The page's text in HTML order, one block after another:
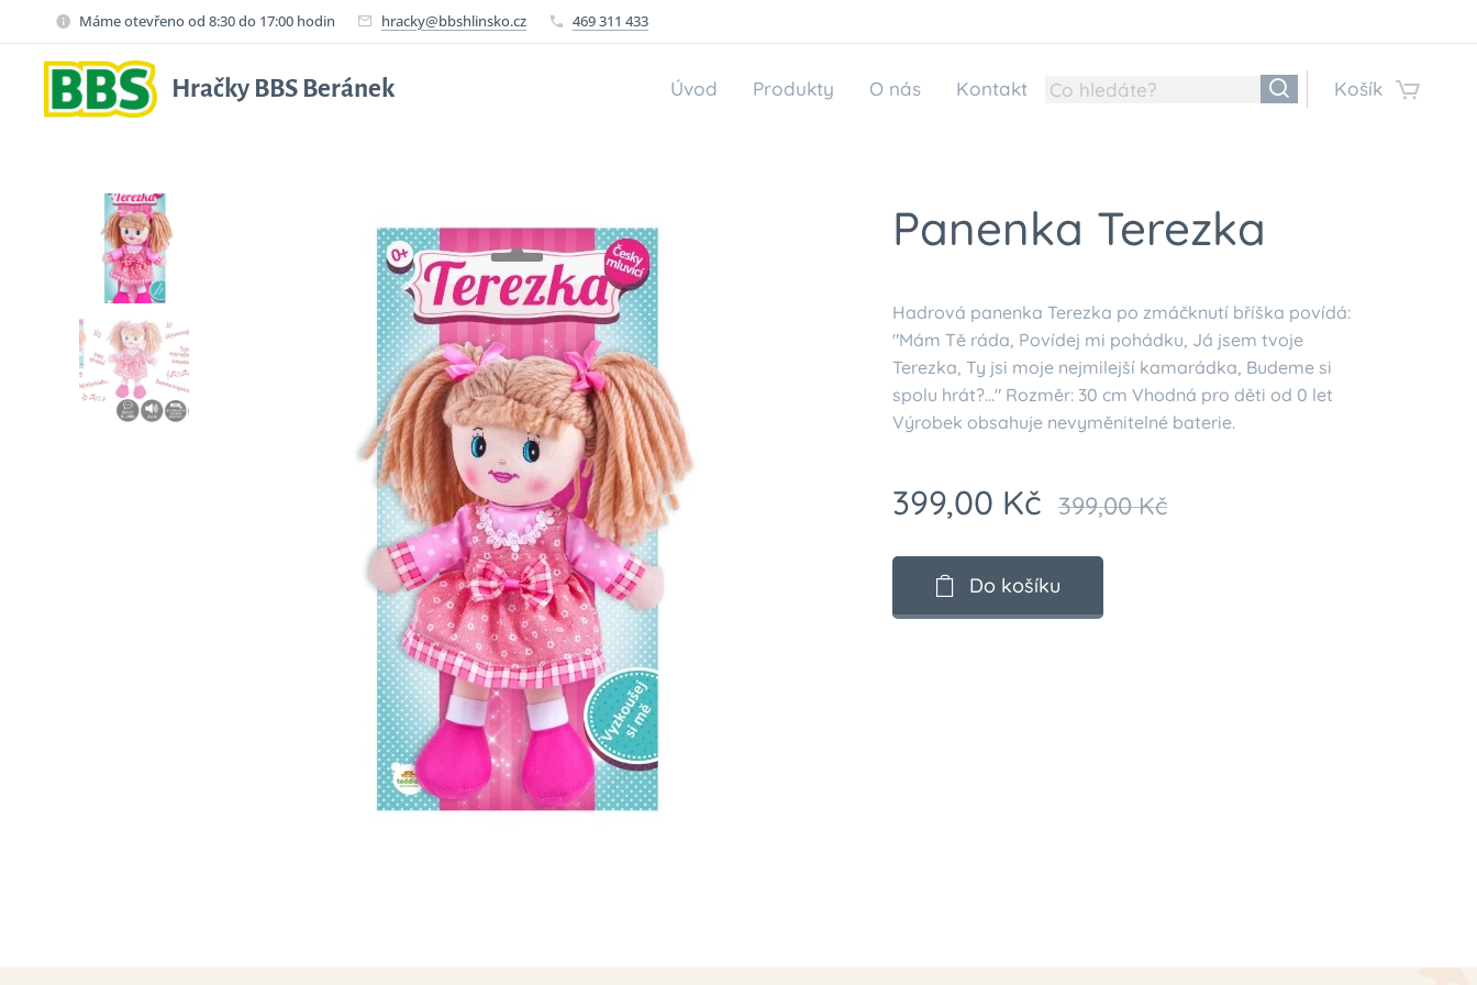
Máme otevřeno od 8:30 do 17:00 hodin hracky@bbshlinsko.cz 469 311 433
Hračky BBS Beránek Úvod Produkty O nás Kontakt Košík
Panenka Terezka
Hadrová panenka Terezka po zmáčknutí bříška povídá:
"Mám Tě ráda, Povídej mi pohádku, Já jsem tvoje
Terezka, Ty jsi moje nejmilejší kamarádka, Budeme si
spolu hrát?..." Rozměr: 30 cm Vhodná pro děti od 0 let
Výrobek obsahuje nevyměnitelné baterie.
399,00 Kč 399,00Kč
Do košíku